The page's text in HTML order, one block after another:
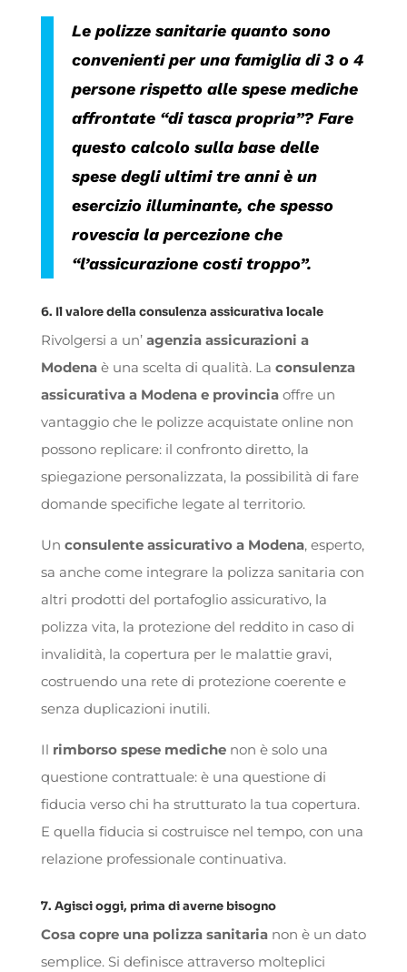
Le polizze sanitarie quanto sono
convenienti per una famiglia di 3 o 4
persone rispetto alle spese mediche
affrontate “di tasca propria”? Fare
questo calcolo sulla base delle
spese degli ultimi tre anni è un
esercizio illuminante, che spesso
rovescia la percezione che
“l’assicurazione costi troppo”.
6. Il valore della consulenza assicurativa locale
Rivolgersi a un’ agenzia assicurazioni a
Modenaè una scelta di qualità. La consulenza
assicurativa a Modena e provinciaoffre un
vantaggio che le polizze acquistate online non
possono replicare: il confronto diretto, la
spiegazione personalizzata, la possibilità di fare
domande specifiche legate al territorio.
Un consulente assicurativo a Modena, esperto,
sa anche come integrare la polizza sanitaria con
altri prodotti del portafoglio assicurativo, la
polizza vita, la protezione del reddito in caso di
invalidità, la copertura per le malattie gravi,
costruendo una rete di protezione coerente e
senza duplicazioni inutili.
Il rimborso spese medichenon è solo una
questione contrattuale: è una questione di
fiducia verso chi ha strutturato la tua copertura.
E quella fiducia si costruisce nel tempo, con una
relazione professionale continuativa.
7. Agisci oggi, prima di averne bisogno
Cosa copre una polizza sanitarianon è un dato
semplice. Si definisce attraverso molteplici